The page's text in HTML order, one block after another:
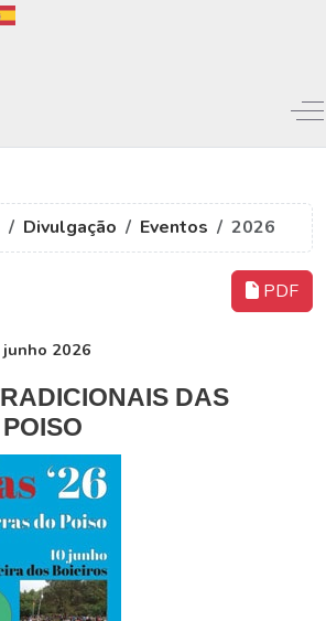
Divulgação Eventos 2026
PDF
2026
DAS